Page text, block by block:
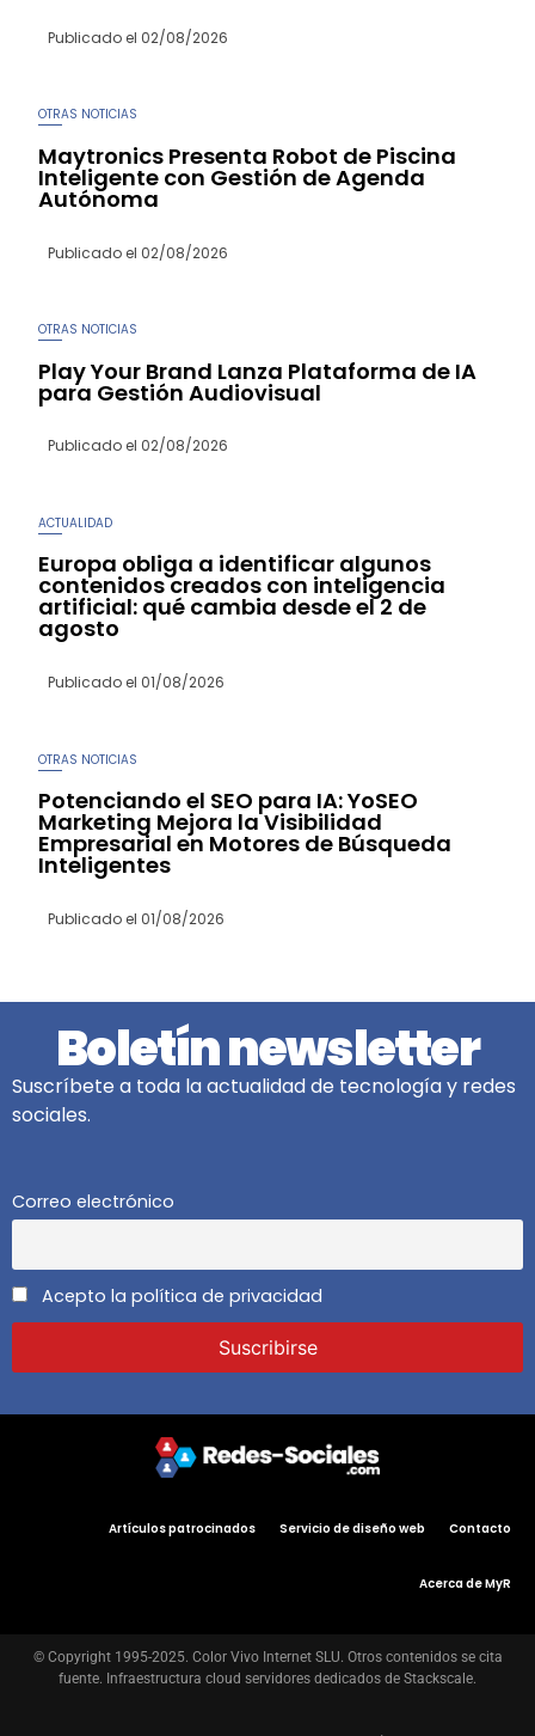
Publicado el 02/08/2026
OTRAS NOTICIAS
Maytronics Presenta Robot de Piscina
Inteligente con Gestión de Agenda
Autónoma
Publicado el 02/08/2026
OTRAS NOTICIAS
Play Your Brand Lanza Plataforma de IA
para Gestión Audiovisual
Publicado el 02/08/2026
ACTUALIDAD
Europa obliga a identificar algunos
contenidos creados con inteligencia
artificial: qué cambia desde el 2 de
agosto
Publicado el 01/08/2026
OTRAS NOTICIAS
Potenciando el SEO para IA: YoSEO
Marketing Mejora la Visibilidad
Empresarial en Motores de Búsqueda
Inteligentes
Publicado el 01/08/2026
Boletín newsletter
Suscríbete a toda la actualidad de tecnología y redes
sociales.
Correo electrónico
Acepto la política de privacidad
Artículos patrocinados Servicio de diseño web Contacto
Acerca de MyR
© Copyright 1995-2025. Color Vivo Internet SLU. Otros contenidos se cita
fuente. Infraestructura cloud servidores dedicados de Stackscale.